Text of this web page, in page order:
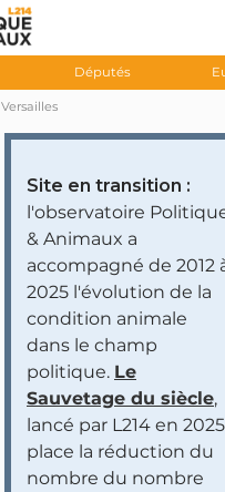
Députés
Versailles
Site en transition :
l'observatoire
& Animaux a
accompagné de 2012
2025 l'évolution de la
condition animale
dans le champ
politique. Le
Sauvetage du siècle,
lancé par L214 en
place la réduction du
nombre du nombre